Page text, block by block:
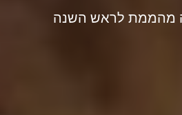
מהממת לראש השנה